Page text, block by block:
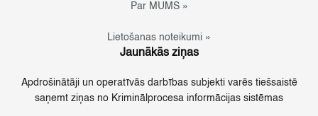
Par MUMS »
Lietošanas noteikumi »
Jaunākās ziņas
Apdrošinātāji un operatīvās darbības subjekti varēs tiešsaistē
saņemt ziņas no Kriminālprocesa informācijas sistēmas